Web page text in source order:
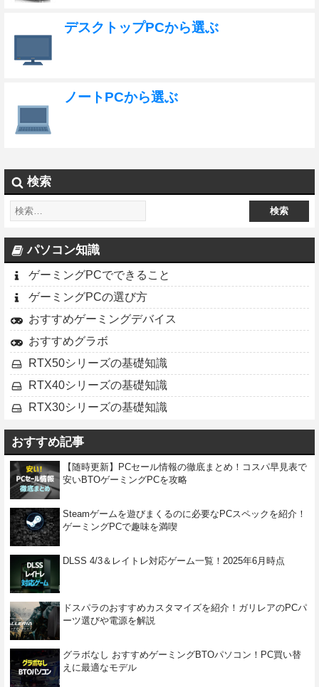
デスクトップPCから選ぶ
ノートPCから選ぶ
検索
パソコン知識
ゲーミングPCでできること
ゲーミングPCの選び方
おすすめゲーミングデバイス
おすすめグラボ
RTX50シリーズの基礎知識
RTX40シリーズの基礎知識
RTX30シリーズの基礎知識
おすすめ記事
【随時更新】PCセール情報の徹底まとめ！コスパ早見表で
安いBTOゲーミングPCを攻略
Steamゲームを遊びまくるのに必要なPCスペックを紹介！
ゲーミングPCで趣味を満喫
DLSS 4/3＆レイトレ対応ゲーム一覧！2025年6月時点
ドスパラのおすすめカスタマイズを紹介！ガリレアのPCパ
ーツ選びや電源を解説
グラボなし おすすめゲーミングBTOパソコン！PC買い替
えに最適なモデル